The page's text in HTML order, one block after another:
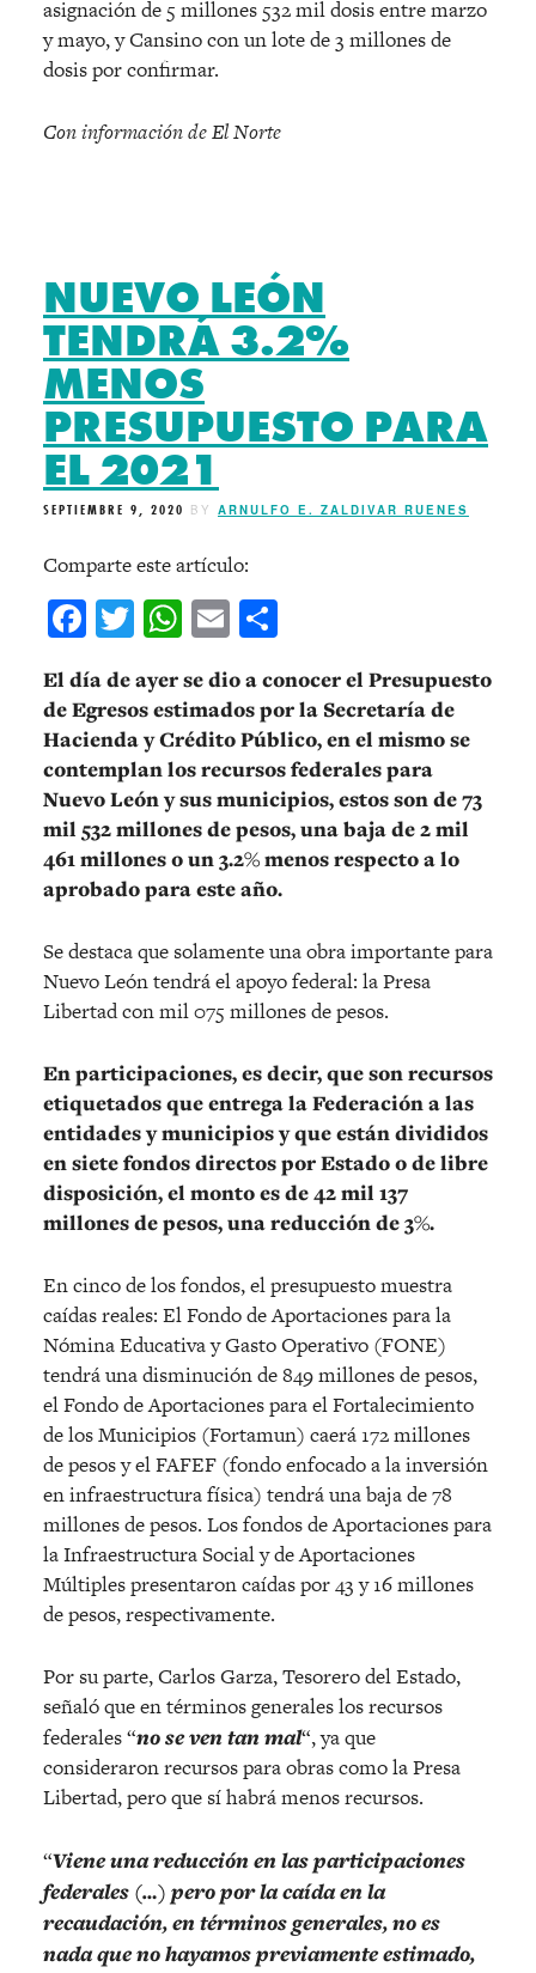
asignación de 5 millones 532 mil dosis entre marzo
y mayo, y Cansino con un lote de 3 millones de
dosis por confirmar.
Con información de El Norte
NUEVO LEÓN
TENDRÁ 3.2%
MENOS
PRESUPUESTO PARA
EL 2021
SEPTIEMBRE 9, 2020 BY ARNULFO E. ZALDIVAR RUENES
Comparte este artículo:
Facebook
Twitter
WhatsApp
Email
El día de ayer se dio a conocer el Presupuesto
de Egresos estimados por la Secretaría de
Hacienda y Crédito Público, en el mismo se
contemplan los recursos federales para
Nuevo León y sus municipios, estos son de 73
mil 532 millones de pesos, una baja de 2 mil
461 millones o un 3.2% menos respecto a lo
aprobado para este año.
Se destaca que solamente una obra importante para
Nuevo León tendrá el apoyo federal: la Presa
Libertad con mil 075 millones de pesos.
En participaciones, es decir, que son recursos
etiquetados que entrega la Federación a las
entidades y municipios y que están divididos
en siete fondos directos por Estado o de libre
disposición, el monto es de 42 mil 137
millones de pesos, una reducción de 3%.
En cinco de los fondos, el presupuesto muestra
caídas reales: El Fondo de Aportaciones para la
Nómina Educativa y Gasto Operativo (FONE)
tendrá una disminución de 849 millones de pesos,
el Fondo de Aportaciones para el Fortalecimiento
de los Municipios (Fortamun) caerá 172 millones
de pesos y el FAFEF (fondo enfocado a la inversión
en infraestructura física) tendrá una baja de 78
millones de pesos. Los fondos de Aportaciones para
la Infraestructura Social y de Aportaciones
Múltiples presentaron caídas por 43 y 16 millones
de pesos, respectivamente.
Por su parte, Carlos Garza, Tesorero del Estado,
señaló que en términos generales los recursos
federales “no se ven tan mal“, ya que
consideraron recursos para obras como la Presa
Libertad, pero que sí habrá menos recursos.
“Viene una reducción en las participaciones
federales (…) pero por la caída en la
recaudación, en términos generales, no es
nada que no hayamos previamente estimado,